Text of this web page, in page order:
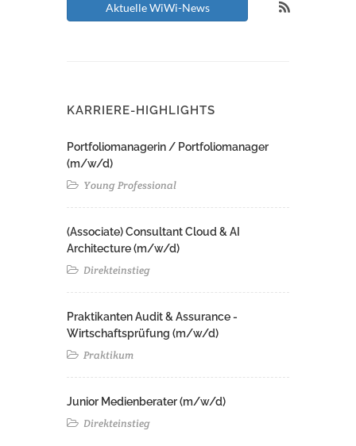
Aktuelle WiWi-News
KARRIERE-HIGHLIGHTS
Portfoliomanagerin / Portfoliomanager
(m/w/d)
Young Professional
(Associate) Consultant Cloud & AI
Architecture (m/w/d)​ ​
Direkteinstieg
Praktikanten Audit & Assurance -
Wirtschaftsprüfung (m/w/d)
Praktikum
Junior Medienberater (m/w/d)
Direkteinstieg